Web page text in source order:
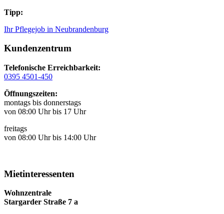
Tipp:
Ihr Pflegejob in Neubrandenburg
Kundenzentrum
Telefonische Erreichbarkeit:
0395 4501-450
Öffnungszeiten:
montags bis donnerstags
von 08:00 Uhr bis 17 Uhr
freitags
von 08:00 Uhr bis 14:00 Uhr
Mietinteressenten
Wohnzentrale
Stargarder Straße 7 a